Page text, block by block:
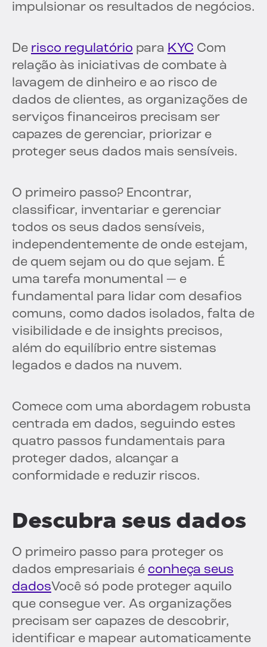
impulsionar os resultados de negócios.
De risco regulatório para KYC Com
relação às iniciativas de combate à
lavagem de dinheiro e ao risco de
dados de clientes, as organizações de
serviços financeiros precisam ser
capazes de gerenciar, priorizar e
proteger seus dados mais sensíveis.
O primeiro passo? Encontrar,
classificar, inventariar e gerenciar
todos os seus dados sensíveis,
independentemente de onde estejam,
de quem sejam ou do que sejam. É
uma tarefa monumental — e
fundamental para lidar com desafios
comuns, como dados isolados, falta de
visibilidade e de insights precisos,
além do equilíbrio entre sistemas
legados e dados na nuvem.
Comece com uma abordagem robusta
centrada em dados, seguindo estes
quatro passos fundamentais para
proteger dados, alcançar a
conformidade e reduzir riscos.
Descubra seus dados
O primeiro passo para proteger os
dados empresariais é conheça seus
dadosVocê só pode proteger aquilo
que consegue ver. As organizações
precisam ser capazes de descobrir,
identificar e mapear automaticamente